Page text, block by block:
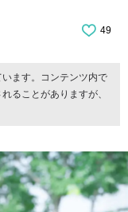
49
ます。コンテンツ内で
ることがありますが、